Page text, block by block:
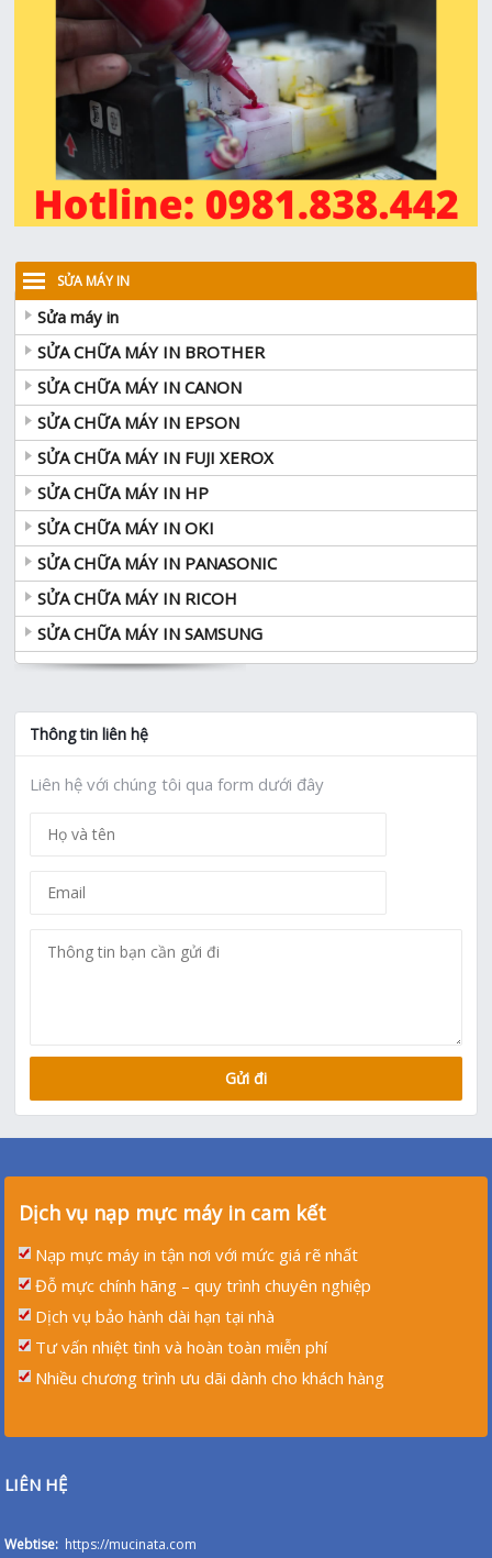
SỬA MÁY IN
Sửa máy in
SỬA CHỮA MÁY IN BROTHER
SỬA CHỮA MÁY IN CANON
SỬA CHỮA MÁY IN EPSON
SỬA CHỮA MÁY IN FUJI XEROX
SỬA CHỮA MÁY IN HP
SỬA CHỮA MÁY IN OKI
SỬA CHỮA MÁY IN PANASONIC
SỬA CHỮA MÁY IN RICOH
SỬA CHỮA MÁY IN SAMSUNG
Thông tin liên hệ
Liên hệ với chúng tôi qua form dưới đây
Dịch vụ nạp mực máy in cam kết
Nạp mực máy in tận nơi với mức giá rẽ nhất
Đỗ mực chính hãng – quy trình chuyên nghiệp
Dịch vụ bảo hành dài hạn tại nhà
Tư vấn nhiệt tình và hoàn toàn miễn phí
Nhiều chương trình ưu dãi dành cho khách hàng
LIÊN HỆ
Webtise: https://mucinata.com